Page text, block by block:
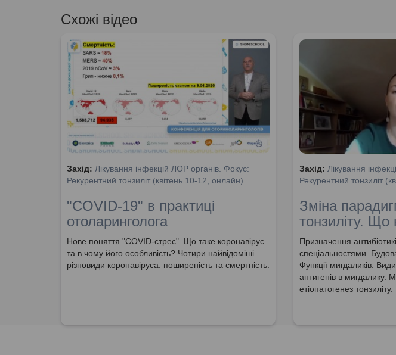
Схожі відео
Захід: Лікування інфекцій ЛОР органів. Фокус:
Рекурентний тонзиліт (квітень 10-12, онлайн)
"COVID-19" в практиці
отоларинголога
Нове поняття "COVID-стрес". Що таке коронавірус
та в чому його особливість? Чотири найвідоміші
різновиди коронавіруса: поширеність та смертність.
Захід: Лікування
Рекурентний тонзиліт
Зміна
тонзиліту. Що
Призначення
спеціальностями.
Функції мигдаликів.
антигенів в мигдалику.
етіопатогенез тонзиліту.